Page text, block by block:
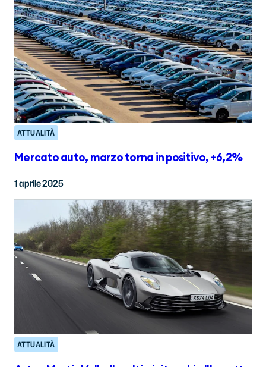
ATTUALITÀ
Mercato auto, marzo torna in positivo, +6,2%
1 aprile 2025
ATTUALITÀ